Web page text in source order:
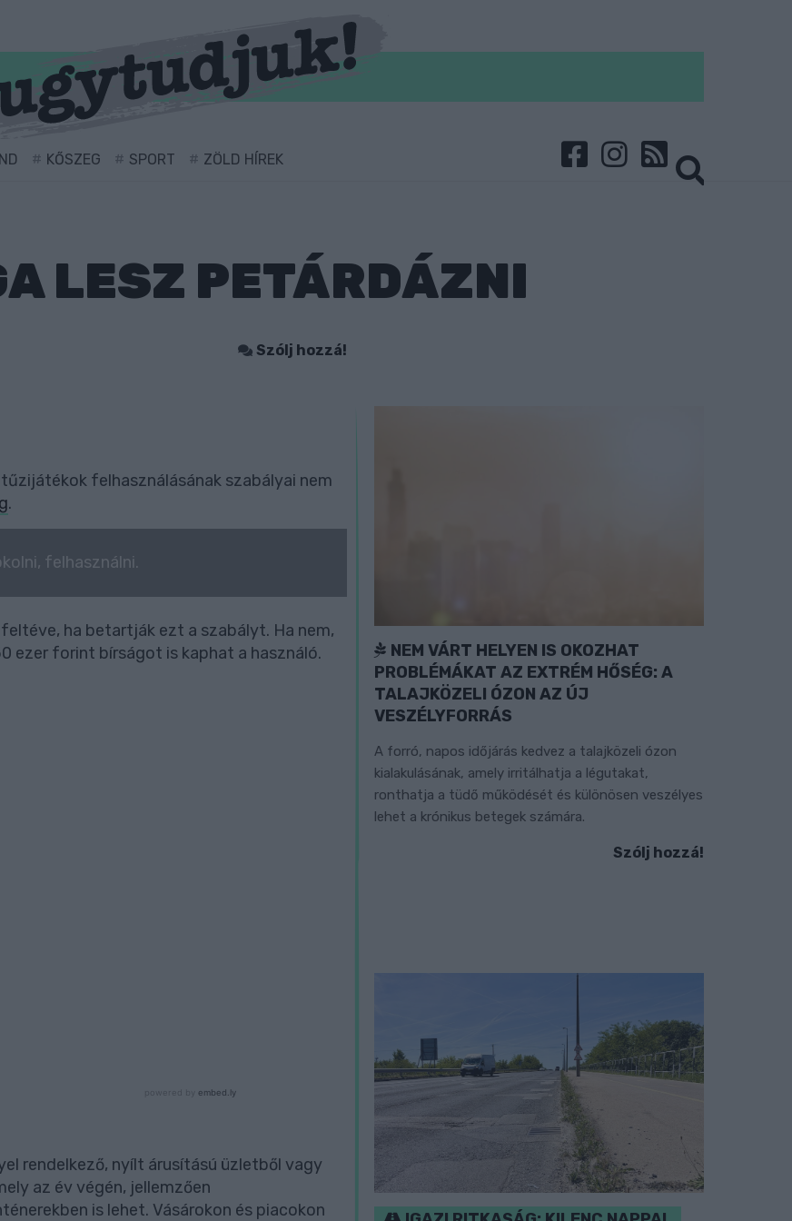
KŐSZEG SPORT ZÖLD HÍREK
LESZ PETÁRDÁZNI
Szólj hozzá!
felhasználásának szabályai nem
.
felhasználni.
ha betartják ezt a szabályt. Ha nem,
ezer forint bírságot is kaphat a használó.
rendelkező, nyílt árusítású üzletből vagy
az év végén, jellemzően
is lehet. Vásárokon és piacokon
NEM VÁRT HELYEN IS OKOZHAT
PROBLÉMÁKAT AZ EXTRÉM HŐSÉG: A
TALAJKÖZELI ÓZON AZ ÚJ
VESZÉLYFORRÁS
A forró, napos időjárás kedvez a talajközeli ózon
kialakulásának, amely irritálhatja a légutakat,
ronthatja a tüdő működését és különösen veszélyes
lehet a krónikus betegek számára.
Szólj hozzá!